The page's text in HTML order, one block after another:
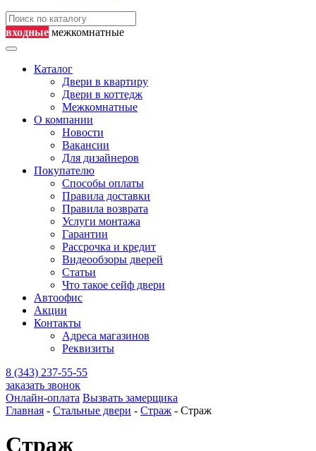
входные межкомнатные
Каталог
Двери в квартиру
Двери в коттедж
Межкомнатные
О компании
Новости
Вакансии
Для дизайнеров
Покупателю
Способы оплаты
Правила доставки
Правила возврата
Услуги монтажа
Гарантии
Рассрочка и кредит
Видеообзоры дверей
Статьи
Что такое сейф двери
Автоофис
Акции
Контакты
Адреса магазинов
Реквизиты
8 (343) 237-55-55
заказать звонок
Онлайн-оплата Вызвать замерщика
Главная - Стальные двери - Страж - Страж
Страж